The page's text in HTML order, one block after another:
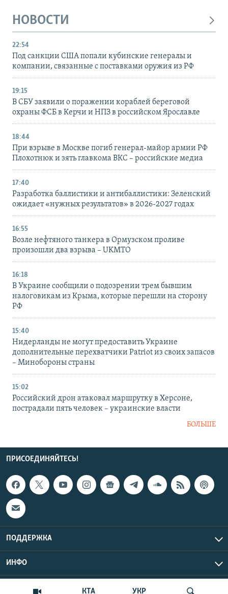
КТА УКР
НОВОСТИ
22:54
Под санкции США попали кубинские генералы и
компании, связанные с поставками оружия из РФ
19:15
В СБУ заявили о поражении кораблей береговой
охраны ФСБ в Керчи и НПЗ в российском Ярославле
18:44
При взрыве в Москве погиб генерал-майор армии РФ
Плохотнюк и зять главкома ВКС – российские медиа
17:40
Разработка баллистики и антибаллистики: Зеленский
ожидает «нужных результатов» в 2026-2027 годах
16:55
Возле нефтяного танкера в Ормузском проливе
произошли два взрыва – UKMTO
16:18
В Украине сообщили о подозрении трем бывшим
налоговикам из Крыма, которые перешли на сторону
РФ
15:40
Нидерланды не могут предоставить Украине
дополнительные перехватчики Patriot из своих запасов
– Минобороны страны
15:02
Российский дрон атаковал маршрутку в Херсоне,
пострадали пять человек – украинские власти
БОЛЬШЕ
ПРИСОЕДИНЯЙТЕСЬ!
ПОДДЕРЖКА
ИНФО
Copyright Крым.Реалии, 2026 | Все права защищены.
UTC+3